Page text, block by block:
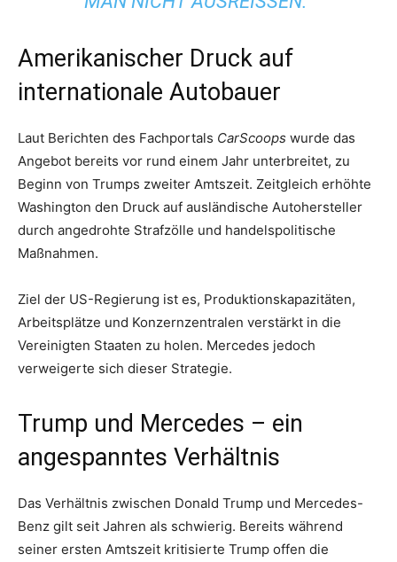
Amerikanischer Druck auf
internationale Autobauer
Laut Berichten des Fachportals CarScoops wurde das
Angebot bereits vor rund einem Jahr unterbreitet, zu
Beginn von Trumps zweiter Amtszeit. Zeitgleich erhöhte
Washington den Druck auf ausländische Autohersteller
durch angedrohte Strafzölle und handelspolitische
Maßnahmen.
Ziel der US-Regierung ist es, Produktionskapazitäten,
Arbeitsplätze und Konzernzentralen verstärkt in die
Vereinigten Staaten zu holen. Mercedes jedoch
verweigerte sich dieser Strategie.
Trump und Mercedes – ein
angespanntes Verhältnis
Das Verhältnis zwischen Donald Trump und Mercedes-
Benz gilt seit Jahren als schwierig. Bereits während
seiner ersten Amtszeit kritisierte Trump offen die